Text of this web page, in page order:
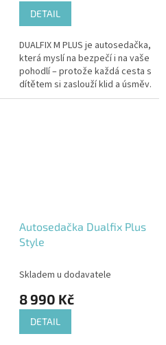
DETAIL
DUALFIX M PLUS je autosedačka,
která myslí na bezpečí i na vaše
pohodlí – protože každá cesta s
dítětem si zaslouží klid a úsměv.
Autosedačka Dualfix Plus
Style
Skladem u dodavatele
8 990 Kč
DETAIL